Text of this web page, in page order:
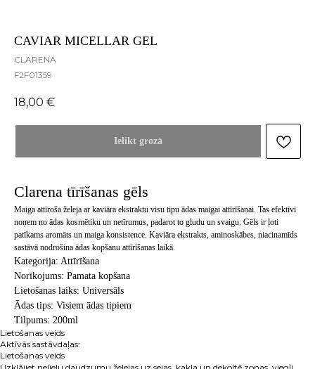
CAVIAR MICELLAR GEL
CLARENA
F2F01359
18,00 €
Ielikt grozā
Clarena tīrīšanas gēls
Maiga attīroša želeja ar kaviāra ekstraktu visu tipu ādas maigai attīrīšanai. Tas efektīvi
noņem no ādas kosmētiku un netīrumus, padarot to gludu un svaigu. Gēls ir ļoti
patīkams aromāts un maiga konsistence. Kaviāra ekstrakts, aminoskābes, niacinamīds
sastāvā nodrošina ādas kopšanu attīrīšanas laikā.
Kategorija: Attīrīšana
Norīkojums: Pamata kopšana
Lietošanas laiks: Universāls
Ādas tips: Visiem ādas tipiem
Tilpums: 200ml
Lietošanas veids
Aktīvās sastāvdaļas:
Lietošanas veids